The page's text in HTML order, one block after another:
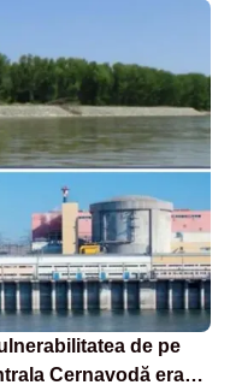
de pe
Cernavodă era